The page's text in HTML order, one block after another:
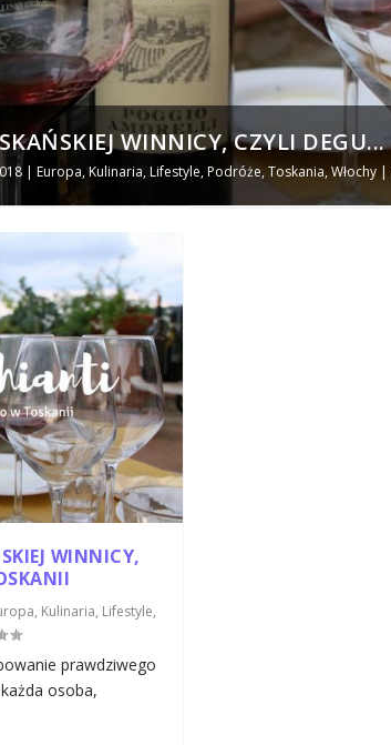
WINNICY, CZYLI DEGU...
|Europa,Kulinaria,Lifestyle,Podróże,Toskania,Włochy |
WINNICY,
, Kulinaria, Lifestyle,
prawdziwego
osoba,